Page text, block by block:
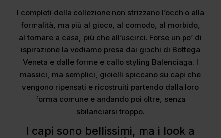
I completi della collezione non strizzano l’occhio alla
formalità, ma più al gioco, al comodo, al morbido,
al tornare a casa, più che all’uscirci. Forse un po’ di
ispirazione la vediamo presa dai giochi di Bottega
Veneta e dalle forme e dallo styling Balenciaga. I
massici, ma semplici, gioielli spiccano su capi che
vengono ripensati e ricostruiti partendo dalla loro
forma comune e andando poi oltre, senza
sbilanciarsi troppo.
I capi sono bellissimi, ma i look a